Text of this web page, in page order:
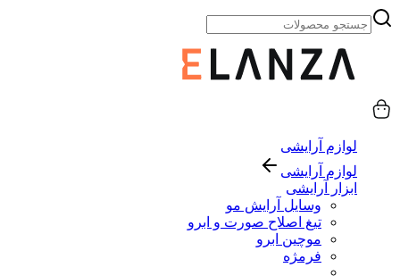
لوازم آرایشی
لوازم آرایشی
ابزار آرایشی
وسایل آرایش مو
تیغ اصلاح صورت و ابرو
موچین ابرو
فرمژه